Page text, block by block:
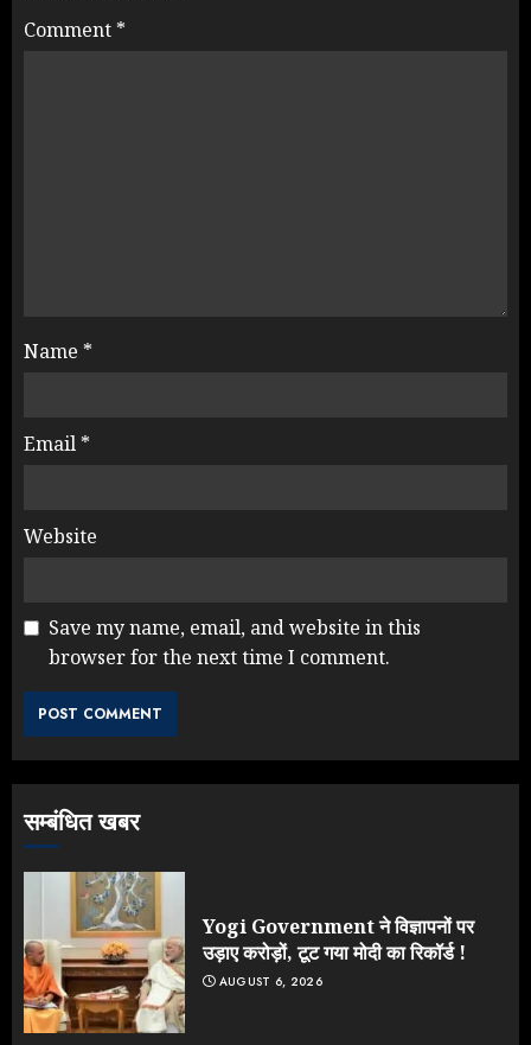
Comment *
Name *
Email *
Website
Save my name, email, and website in this
browser for the next time I comment.
सम्बंधित खबर
Yogi Government ने विज्ञापनों पर
उड़ाए करोड़ों, टूट गया मोदी का रिकॉर्ड !
AUGUST 6, 2026
NEET महाघोटाले पर Rahul Gandhi
4